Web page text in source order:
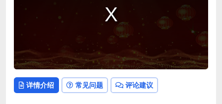
详情介绍 常见问题 评论建议